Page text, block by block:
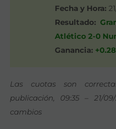
Fecha y Hora:
Resultado:
Atlético 2-0
Ganancia:
Las cuotas son
publicación, 09:35 – 21/
cambios